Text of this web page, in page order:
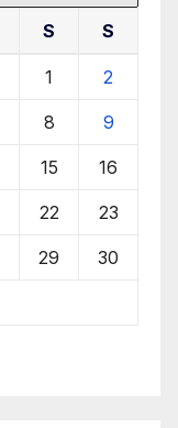
S S
1 2
8 9
15 16
22 23
29 30